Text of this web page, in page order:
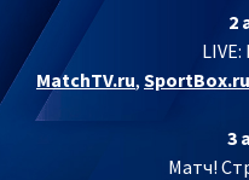
2
LIVE:
MatchTV.ru, SportBox.ru
3
Матч!